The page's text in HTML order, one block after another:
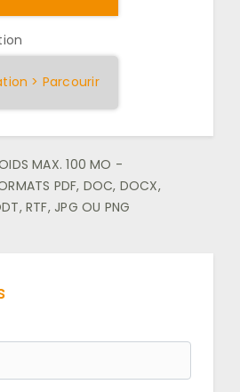
> Parcourir
MAX. 100 MO -
PDF, DOC, DOCX,
RTF, JPG OU PNG